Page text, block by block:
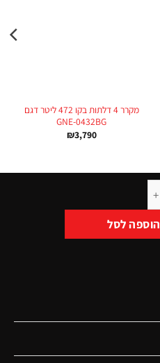
מקרר 4 דלתות בקו 472 ליטר דגם
GNE-0432BG
₪3,790
הוספה לסל